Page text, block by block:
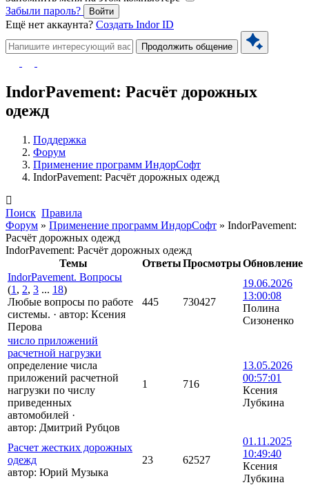
Забыли пароль?
Войти
Ещё нет аккаунта? Создать Indor ID
Продолжить общение
IndorPavement: Расчёт дорожных
одежд
Поддержка
Форум
Применение программ ИндорСофт
IndorPavement: Расчёт дорожных одежд
Поиск Правила
Форум » Применение программ ИндорСофт » IndorPavement:
Расчёт дорожных одежд
IndorPavement: Расчёт дорожных одежд
Темы
ОтветыПросмотрыОбновление
IndorPavement. Вопросы
(1 , 2, 3 ... 18)
Любые вопросы по работе
системы. · автор: Ксения
Перова
445 730427
19.06.2026
13:00:08
Полина
Сизоненко
число приложений
расчетной нагрузки
определение числа
приложений расчетной
нагрузки по числу
приведенных
автомобилей ·
автор: Дмитрий Рубцов
1 716
13.05.2026
00:57:01
Ксения
Лубкина
Расчет жестких дорожных
одежд
автор: Юрий Музыка
23 62527
01.11.2025
10:49:40
Ксения
Лубкина